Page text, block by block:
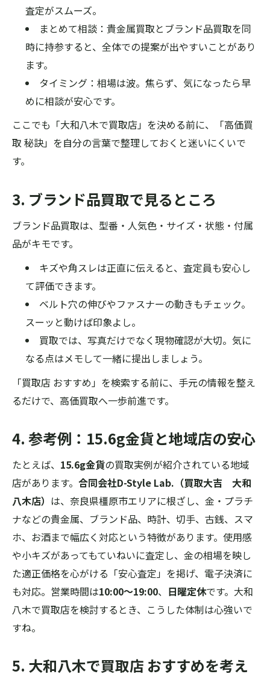
査定がスムーズ。
まとめて相談：貴金属買取とブランド品買取を同
時に持参すると、全体での提案が出やすいことがあり
ます。
タイミング：相場は波。焦らず、気になったら早
めに相談が安心です。
ここでも「大和八木で買取店」を決める前に、「高価買
取 秘訣」を自分の言葉で整理しておくと迷いにくいで
す。
3. ブランド品買取で見るところ
ブランド品買取は、型番・人気色・サイズ・状態・付属
品がキモです。
キズや角スレは正直に伝えると、査定員も安心し
て評価できます。
ベルト穴の伸びやファスナーの動きもチェック。
スーッと動けば印象よし。
買取では、写真だけでなく現物確認が大切。気に
なる点はメモして一緒に提出しましょう。
「買取店 おすすめ」を検索する前に、手元の情報を整え
るだけで、高価買取へ一歩前進です。
4. 参考例：15.6g金貨と地域店の安心
たとえば、 15.6g金貨の買取実例が紹介されている地域
店があります。 合同会社D-Style Lab.（買取大吉 大和
八木店） は、奈良県橿原市エリアに根ざし、金・プラチ
ナなどの貴金属、ブランド品、時計、切手、古銭、スマ
ホ、お酒まで幅広く対応という特徴があります。使用感
や小キズがあってもていねいに査定し、金の相場を映し
た適正価格を心がける「安心査定」を掲げ、電子決済に
も対応。営業時間は10:00～19:00、 日曜定休です。大和
八木で買取店を検討するとき、こうした体制は心強いで
すね。
5. 大和八木で買取店 おすすめを考え